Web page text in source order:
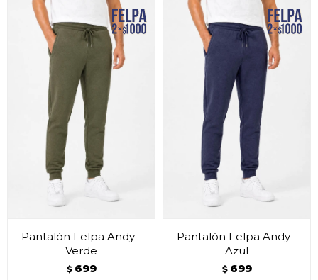
Pantalón Felpa Andy -
Verde
$ 699
Pantalón Felpa Andy -
Azul
$ 699